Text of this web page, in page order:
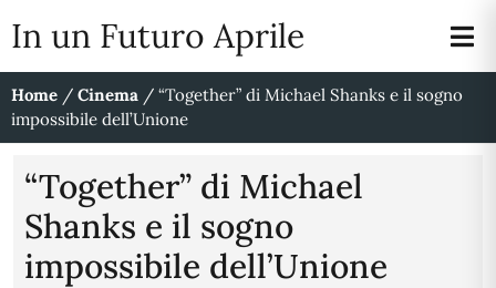
In un Futuro Aprile
Home / Cinema / “Together” di Michael Shanks e il sogno
impossibile dell’Unione
“Together” di Michael
Shanks e il sogno
impossibile dell’Unione